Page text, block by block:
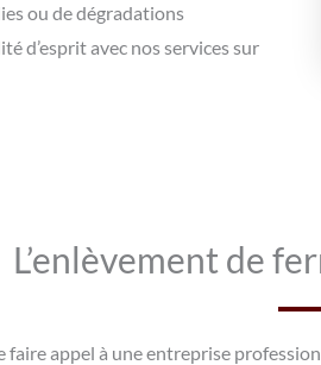
ou de dégradations
d’esprit avec nos services sur
L’enlèvement de
appel à une entreprise